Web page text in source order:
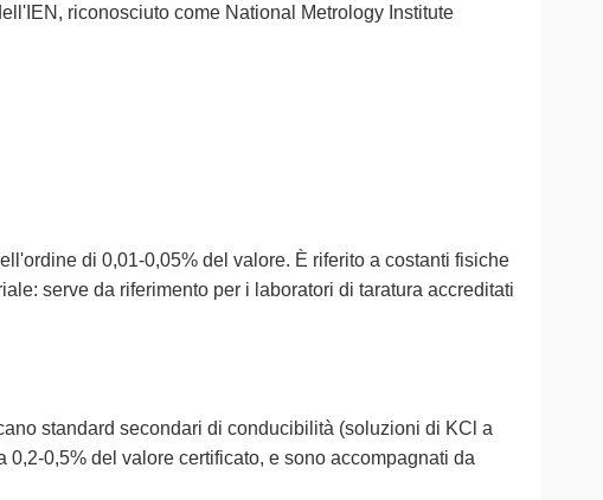
riconosciuto come National Metrology Institute
di 0,01-0,05% del valore. È riferito a costanti fisiche
serve da riferimento per i laboratori di taratura accreditati
standard secondari di conducibilità (soluzioni di KCl a
0,5% del valore certificato, e sono accompagnati da